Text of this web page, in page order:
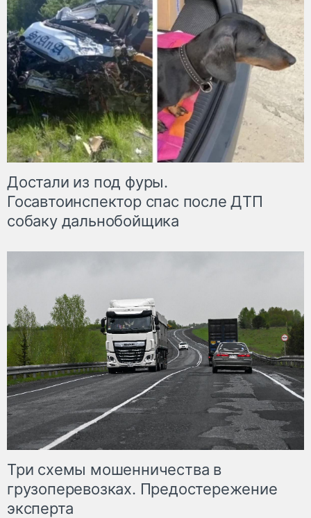
Достали из под фуры.
Госавтоинспектор спас после ДТП
собаку дальнобойщика
Три схемы мошенничества в
грузоперевозках. Предостережение
эксперта